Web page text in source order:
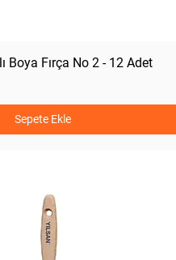
Boya Fırça No 2 - 12 Adet
Sepete Ekle